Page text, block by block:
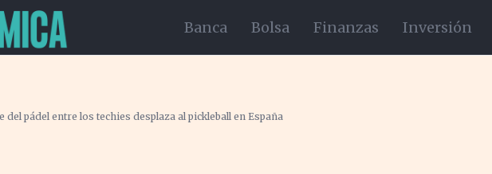
Banca Bolsa Finanzas Inversión
del pádel entre los techies desplaza al pickleball en España